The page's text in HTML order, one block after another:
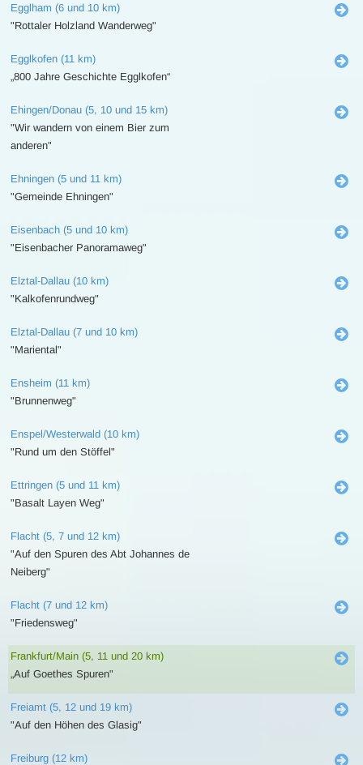
Egglham (6 und 10 km)
"Rottaler Holzland Wanderweg"
Egglkofen (11 km)
„800 Jahre Geschichte Egglkofen“
Ehingen/Donau (5, 10 und 15 km)
"Wir wandern von einem Bier zum
anderen"
Ehningen (5 und 11 km)
"Gemeinde Ehningen"
Eisenbach (5 und 10 km)
"Eisenbacher Panoramaweg"
Elztal-Dallau (10 km)
"Kalkofenrundweg"
Elztal-Dallau (7 und 10 km)
"Mariental"
Ensheim (11 km)
"Brunnenweg"
Enspel/Westerwald (10 km)
"Rund um den Stöffel"
Ettringen (5 und 11 km)
"Basalt Layen Weg"
Flacht (5, 7 und 12 km)
"Auf den Spuren des Abt Johannes de
Neiberg"
Flacht (7 und 12 km)
"Friedensweg"
Frankfurt/Main (5, 11 und 20 km)
„Auf Goethes Spuren"
Freiamt (5, 12 und 19 km)
"Auf den Höhen des Glasig"
Freiburg (12 km)